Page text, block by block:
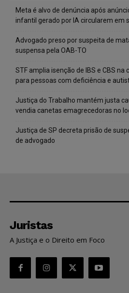
Meta é alvo de denúncia após
infantil gerado por IA circularem em
Advogado preso por suspeita de
suspensa pela OAB-TO
STF amplia isenção de IBS e CBS na
para pessoas com deficiência e
Justiça do Trabalho mantém justa
vendia canetas emagrecedoras no
Justiça de SP decreta prisão de
de advogado
Juristas
A Justiça e o Direito em Foco